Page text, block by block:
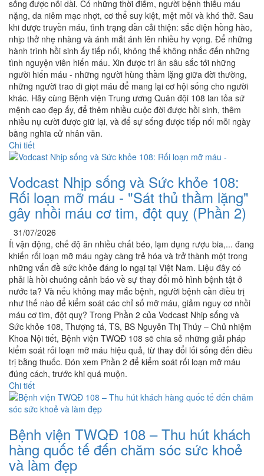
sống được nối dài. Có những thời điểm, người bệnh thiếu máu
nặng, da niêm mạc nhợt, cơ thể suy kiệt, mệt mỏi và khó thở. Sau
khi được truyền máu, tình trạng dần cải thiện: sắc diện hồng hào,
nhịp thở nhẹ nhàng và ánh mắt ánh lên nhiều hy vọng. Để những
hành trình hồi sinh ấy tiếp nối, không thể không nhắc đến những
tình nguyện viên hiến máu. Xin được tri ân sâu sắc tới những
người hiến máu - những người hùng thầm lặng giữa đời thường,
những người trao đi giọt máu để mang lại cơ hội sống cho người
khác. Hãy cùng Bệnh viện Trung ương Quân đội 108 lan tỏa sứ
mệnh cao đẹp ấy, để thêm nhiều cuộc đời được hồi sinh, thêm
nhiều nụ cười được giữ lại, và để sự sống được tiếp nối mỗi ngày
bằng nghĩa cử nhân văn.
Chi tiết
Vodcast Nhịp sống và Sức khỏe 108:
Rối loạn mỡ máu - "Sát thủ thầm lặng"
gây nhồi máu cơ tim, đột quỵ (Phần 2)
31/07/2026
Ít vận động, chế độ ăn nhiều chất béo, lạm dụng rượu bia,... đang
khiến rối loạn mỡ máu ngày càng trẻ hóa và trở thành một trong
những vấn đề sức khỏe đáng lo ngại tại Việt Nam. Liệu đây có
phải là hồi chuông cảnh báo về sự thay đổi mô hình bệnh tật ở
nước ta? Và nếu không may mắc bệnh, người bệnh cần điều trị
như thế nào để kiểm soát các chỉ số mỡ máu, giảm nguy cơ nhồi
máu cơ tim, đột quỵ? Trong Phần 2 của Vodcast Nhịp sống và
Sức khỏe 108, Thượng tá, TS, BS Nguyễn Thị Thúy – Chủ nhiệm
Khoa Nội tiết, Bệnh viện TWQĐ 108 sẽ chia sẻ những giải pháp
kiểm soát rối loạn mỡ máu hiệu quả, từ thay đổi lối sống đến điều
trị bằng thuốc. Đón xem Phần 2 để kiểm soát rối loạn mỡ máu
đúng cách, trước khi quá muộn.
Chi tiết
Bệnh viện TWQĐ 108 – Thu hút khách
hàng quốc tế đến chăm sóc sức khoẻ
và làm đẹp